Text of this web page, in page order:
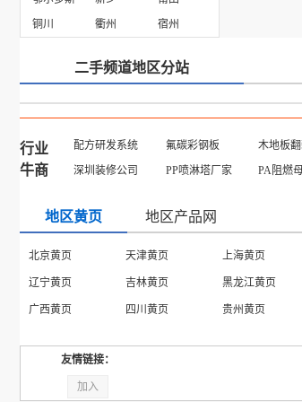
铜川
衢州 宿州
二手频道地区分站
行业
牛商
配方研发系统 氟碳彩钢板 木地板
深圳装修公司
PP喷淋塔厂家 PA阻燃
地区黄页 地区产品网
北京黄页 天津黄页 上海黄页
辽宁黄页 吉林黄页 黑龙江黄页
广西黄页 四川黄页 贵州黄页
友情链接：
加入